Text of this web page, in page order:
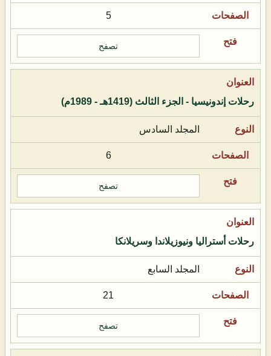
5
تصفح
رحلات إندونيسيا - الجزء الثالث (1419هـ - 1989م)
المجلد السادس
6
تصفح
رحلات أستراليا ونيوزيلاندا وسريلانكا
المجلد السابع
21
تصفح